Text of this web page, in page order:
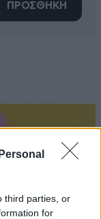
third parties, or
for
ΠΡΟΣΘΗΚΗ